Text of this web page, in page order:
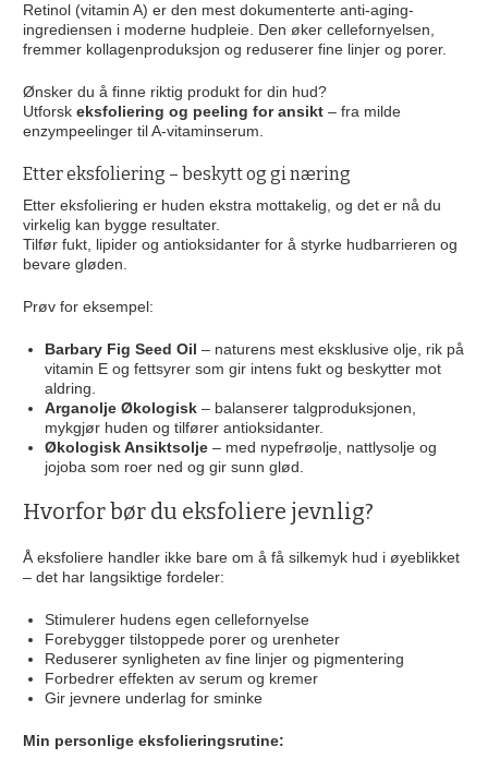
Retinol (vitamin A) er den mest dokumenterte anti-aging-
ingrediensen i moderne hudpleie. Den øker cellefornyelsen,
fremmer kollagenproduksjon og reduserer fine linjer og porer.
Ønsker du å finne riktig produkt for din hud?
Utforsk eksfoliering og peeling for ansikt– fra milde
enzympeelinger til A-vitaminserum.
Etter eksfoliering – beskytt og gi næring
Etter eksfoliering er huden ekstra mottakelig, og det er nå du
virkelig kan bygge resultater.
Tilfør fukt, lipider og antioksidanter for å styrke hudbarrieren og
bevare gløden.
Prøv for eksempel:
Barbary Fig Seed Oil – naturens mest eksklusive olje, rik på
vitamin E og fettsyrer som gir intens fukt og beskytter mot
aldring.
Arganolje Økologisk– balanserer talgproduksjonen,
mykgjør huden og tilfører antioksidanter.
Økologisk Ansiktsolje– med nypefrøolje, nattlysolje og
jojoba som roer ned og gir sunn glød.
Hvorfor bør du eksfoliere jevnlig?
Å eksfoliere handler ikke bare om å få silkemyk hud i øyeblikket
– det har langsiktige fordeler:
Stimulerer hudens egen cellefornyelse
Forebygger tilstoppede porer og urenheter
Reduserer synligheten av fine linjer og pigmentering
Forbedrer effekten av serum og kremer
Gir jevnere underlag for sminke
Min personlige eksfolieringsrutine: